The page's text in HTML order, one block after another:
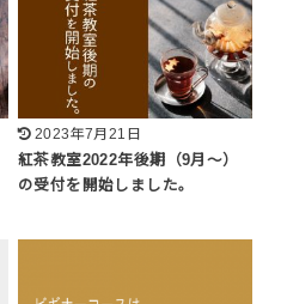
2023年7月21日
紅茶教室2022年後期（9月～）
の受付を開始しました。